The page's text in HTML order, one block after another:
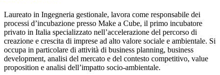
Laureato in Ingegneria gestionale, lavora come responsabile dei
processi d’incubazione presso Make a Cube, il primo incubatore
privato in Italia specializzato nell’accelerazione del percorso di
creazione e crescita di imprese ad alto valore sociale e ambientale. Si
occupa in particolare di attività di business planning, business
development, analisi del mercato e del contesto competitivo, value
proposition e analisi dell’impatto socio-ambientale.